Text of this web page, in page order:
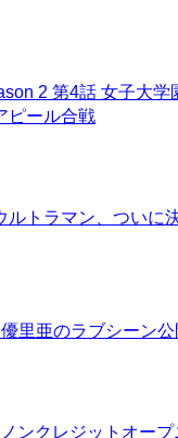
2 第4話 女子大
ピール合戦
ルトラマン、ついに
里亜のラブシーン
ンクレジットオープ